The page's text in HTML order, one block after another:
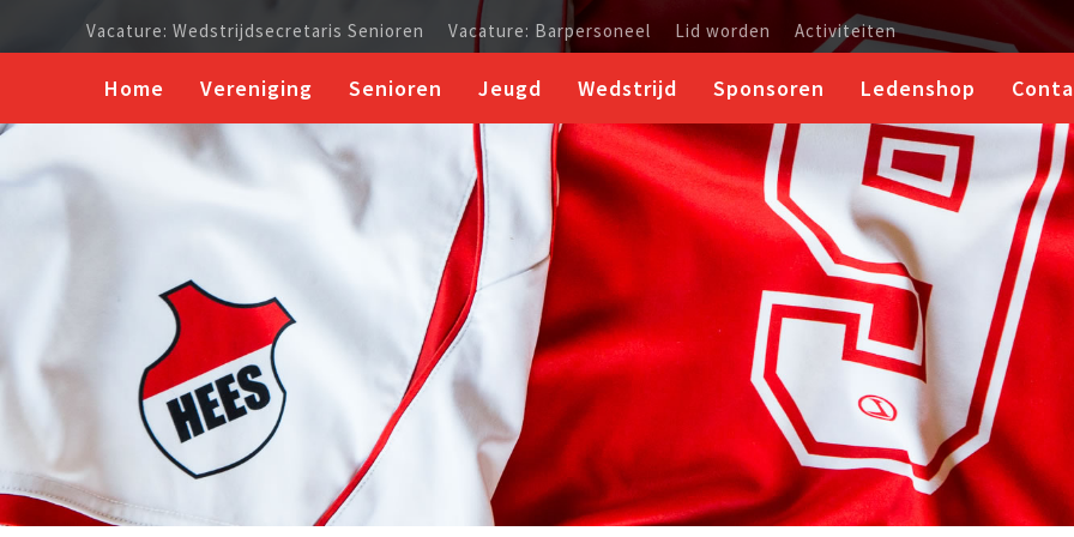
Vacature: Wedstrijdsecretaris Senioren Vacature: Barpersoneel Lid worden Activiteiten
Home Vereniging Senioren Jeugd Wedstrijd Sponsoren Ledenshop